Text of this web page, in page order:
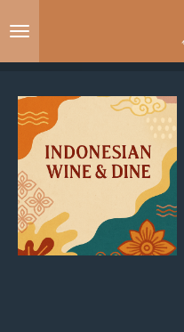
direct
hoofdinhoud